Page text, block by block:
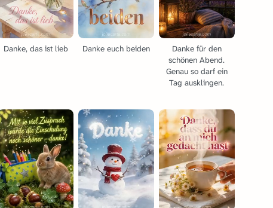
Danke, das ist lieb Danke euch beiden
Danke für den
schönen Abend.
Genau so darf ein
Tag ausklingen.